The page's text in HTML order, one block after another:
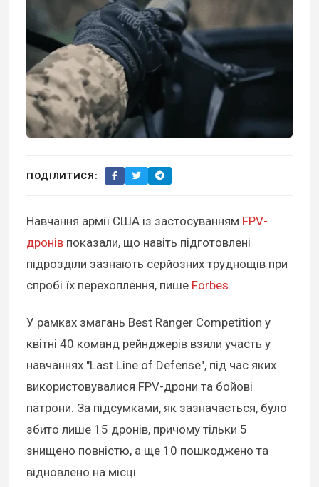
ПОДІЛИТИСЯ:
Навчання армії США із застосуванням FPV-
дронів показали, що навіть підготовлені
підрозділи зазнають серйозних труднощів при
спробі їх перехоплення, пише Forbes.
У рамках змагань Best Ranger Competition у
квітні 40 команд рейнджерів взяли участь у
навчаннях "Last Line of Defense", під час яких
використовувалися FPV-дрони та бойові
патрони. За підсумками, як зазначається, було
збито лише 15 дронів, причому тільки 5
знищено повністю, а ще 10 пошкоджено та
відновлено на місці.